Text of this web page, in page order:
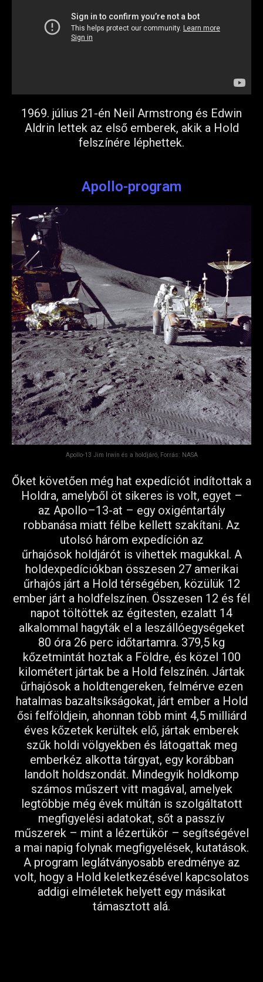
1969. július 21-én Neil Armstrong és Edwin
Aldrin lettek az első emberek, akik a Hold
felszínére léphettek.
Apollo-program
Apollo-13 Jim Irwin és a holdjáró, Forrás: NASA
Őket követően még hat expedíciót indítottak a
Holdra, amelyből öt sikeres is volt, egyet –
az Apollo–13-at – egy oxigéntartály
robbanása miatt félbe kellett szakítani. Az
utolsó három expedíción az
űrhajósok holdjárót is vihettek magukkal. A
holdexpedíciókban összesen 27 amerikai
űrhajós járt a Hold térségében, közülük 12
ember járt a holdfelszínen. Összesen 12 és fél
napot töltöttek az égitesten, ezalatt 14
alkalommal hagyták el a leszállóegységeket
80 óra 26 perc időtartamra. 379,5 kg
kőzetmintát hoztak a Földre, és közel 100
kilométert jártak be a Hold felszínén. Jártak
űrhajósok a holdtengereken, felmérve ezen
hatalmas bazaltsíkságokat, járt ember a Hold
ősi felföldjein, ahonnan több mint 4,5 milliárd
éves kőzetek kerültek elő, jártak emberek
szűk holdi völgyekben és látogattak meg
emberkéz alkotta tárgyat, egy korábban
landolt holdszondát. Mindegyik holdkomp
számos műszert vitt magával, amelyek
legtöbbje még évek múltán is szolgáltatott
megfigyelési adatokat, sőt a passzív
műszerek – mint a lézertükör – segítségével
a mai napig folynak megfigyelések, kutatások.
A program leglátványosabb eredménye az
volt, hogy a Hold keletkezésével kapcsolatos
addigi elméletek helyett egy másikat
támasztott alá.